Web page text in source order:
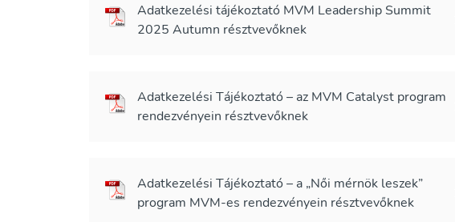
Adatkezelési tájékoztató MVM Leadership Summit
2025 Autumn résztvevőknek
Adatkezelési Tájékoztató – az MVM Catalyst program
rendezvényein résztvevőknek
Adatkezelési Tájékoztató – a „Női mérnök leszek”
program MVM-es rendezvényein résztvevőknek